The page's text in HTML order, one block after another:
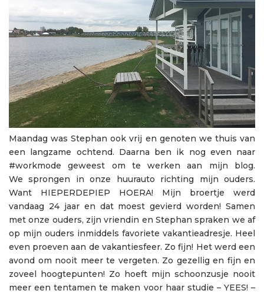
Maandag was Stephan ook vrij en genoten we thuis van
een langzame ochtend. Daarna ben ik nog even naar
#workmode geweest om te werken aan mijn blog.
We sprongen in onze huurauto richting mijn ouders.
Want HIEPERDEPIEP HOERA! Mijn broertje werd
vandaag 24 jaar en dat moest gevierd worden! Samen
met onze ouders, zijn vriendin en Stephan spraken we af
op mijn ouders inmiddels favoriete vakantieadresje. Heel
even proeven aan de vakantiesfeer. Zo fijn! Het werd een
avond om nooit meer te vergeten. Zo gezellig en fijn en
zoveel hoogtepunten! Zo hoeft mijn schoonzusje nooit
meer een tentamen te maken voor haar studie – YEES! –